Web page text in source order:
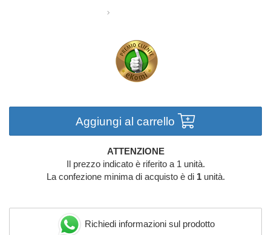
Aggiungi al carrello
ATTENZIONE
Il prezzo indicato è riferito a 1 unità.
La confezione minima di acquisto è di 1unità.
Richiedi informazioni sul prodotto